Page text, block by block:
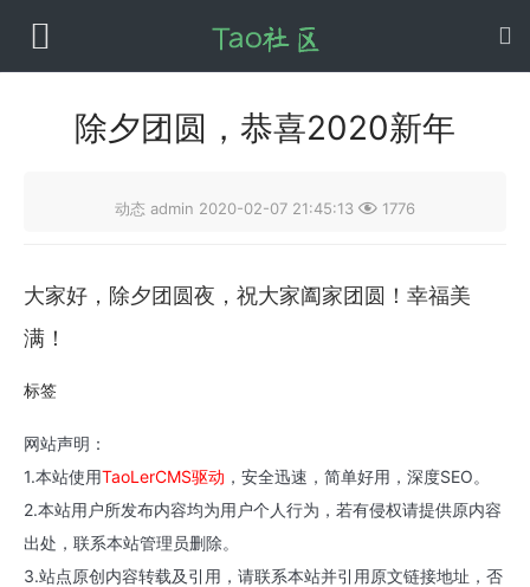
除夕团圆，恭喜2020新年
动态 admin 2020-02-07 21:45:13  1776
大家好，除夕团圆夜，祝大家阖家团圆！幸福美
满！
标签
网站声明：
1.本站使用TaoLerCMS驱动 ，安全迅速，简单好用，深度SEO。
2.本站用户所发布内容均为用户个人行为，若有侵权请提供原内容
出处，联系本站管理员删除。
3.站点原创内容转载及引用，请联系本站并引用原文链接地址，否